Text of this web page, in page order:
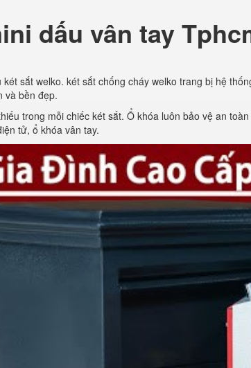
dấu vân tay
sắt welko. két sắt chống cháy welko trang bị hệ
và bền đẹp.
trong mỗi chiếc két sắt. Ổ khóa luôn bảo vệ an
tử, ổ khóa vân tay.